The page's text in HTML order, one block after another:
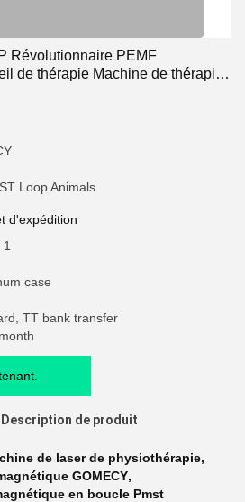
Révolutionnaire PEMF
de thérapie Machine de thérapie
Loop Animals
d'expédition
case
TT bank transfer
Description de produit
de laser de physiothérapie,
GOMECY,
en boucle Pmst